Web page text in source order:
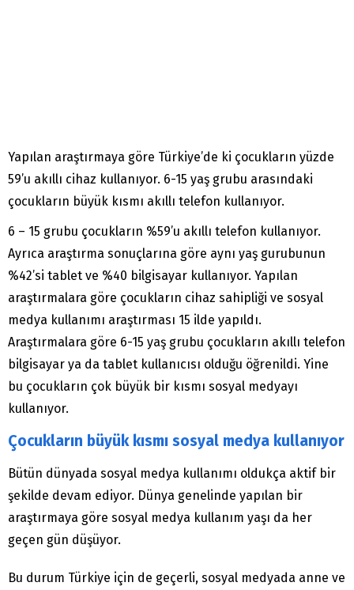
Yapılan araştırmaya göre Türkiye’de ki çocukların yüzde
59’u akıllı cihaz kullanıyor. 6-15 yaş grubu arasındaki
çocukların büyük kısmı akıllı telefon kullanıyor.
6 – 15 grubu çocukların %59’u akıllı telefon kullanıyor.
Ayrıca araştırma sonuçlarına göre aynı yaş gurubunun
%42’si tablet ve %40 bilgisayar kullanıyor. Yapılan
araştırmalara göre çocukların cihaz sahipliği ve sosyal
medya kullanımı araştırması 15 ilde yapıldı.
Araştırmalara göre 6-15 yaş grubu çocukların akıllı telefon
bilgisayar ya da tablet kullanıcısı olduğu öğrenildi. Yine
bu çocukların çok büyük bir kısmı sosyal medyayı
kullanıyor.
Çocukların büyük kısmı sosyal medya kullanıyor
Bütün dünyada sosyal medya kullanımı oldukça aktif bir
şekilde devam ediyor. Dünya genelinde yapılan bir
araştırmaya göre sosyal medya kullanım yaşı da her
geçen gün düşüyor.
Bu durum Türkiye için de geçerli, sosyal medyada anne ve